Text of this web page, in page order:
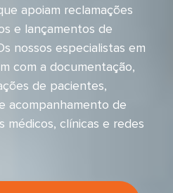
apoiam reclamações
e lançamentos de
nossos especialistas em
com a documentação,
de pacientes,
acompanhamento de
médicos, clínicas e redes